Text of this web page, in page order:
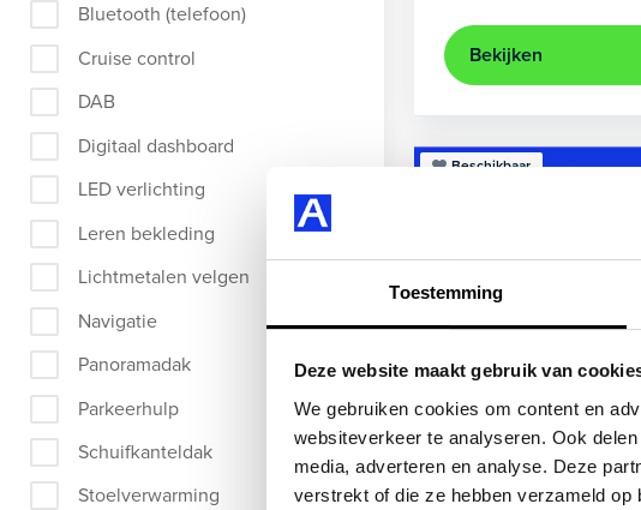
Toestemming
Deze website maakt gebruik van
We gebruiken cookies om content en
websiteverkeer te analyseren. Ook
media, adverteren en analyse. Deze
verstrekt of die ze hebben verzameld
Bluetooth (telefoon)
Cruise control
DAB
Digitaal dashboard
LED verlichting
Leren bekleding
Lichtmetalen velgen
Navigatie
Panoramadak
Parkeerhulp
Schuifkanteldak
Stoelverwarming
Bekijken
Beschikbaar
Audi A3
Sportback 40 TFSIe Plug-In